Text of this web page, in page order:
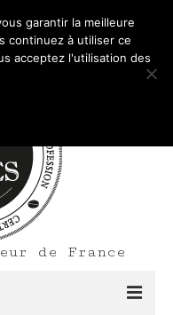
panier d'achats 0,00
de France
garantir la meilleure
continuez à utiliser ce
acceptez l'utilisation des